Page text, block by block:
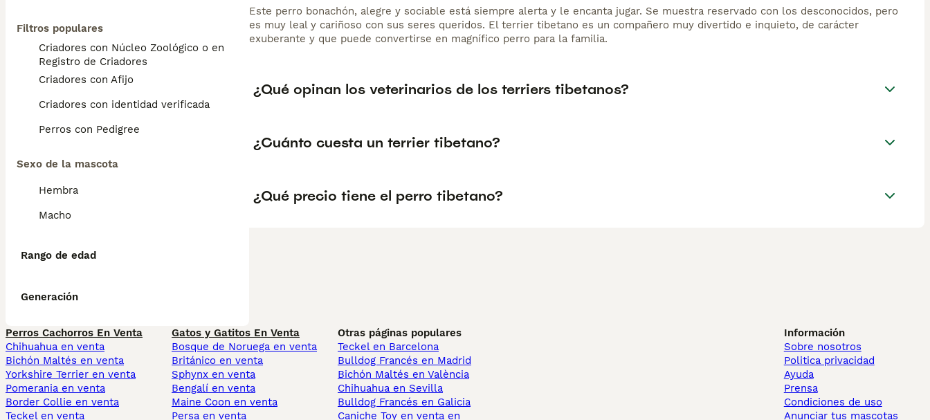
Filtros populares
Criadores con Núcleo Zoológico o en el
Registro de Criadores
Criadores con Afijo
Criadores con identidad verificada
Perros con Pedigree
Sexo de la mascota
Hembra
Macho
Rango de edad
Generación
Este perro bonachón, alegre y sociable está siempre alerta y le encanta jugar. Se muestra reservado con los desconocidos, pero
es muy leal y cariñoso con sus seres queridos. El terrier tibetano es un compañero muy divertido e inquieto, de carácter
exuberante y que puede convertirse en magnífico perro para la familia.
¿Qué opinan los veterinarios de los terriers tibetanos?
¿Cuánto cuesta un terrier tibetano?
¿Qué precio tiene el perro tibetano?
Perros Cachorros En Venta
Chihuahua en venta
Bichón Maltés en venta
Yorkshire Terrier en venta
Pomerania en venta
Border Collie en venta
Teckel en venta
Gatos y Gatitos En Venta
Bosque de Noruega en venta
Británico en venta
Sphynx en venta
Bengalí en venta
Maine Coon en venta
Persa en venta
Otras páginas populares
Teckel en Barcelona
Bulldog Francés en Madrid
Bichón Maltés en València
Chihuahua en Sevilla
Bulldog Francés en Galicia
Caniche Toy en venta en
Información
Sobre nosotros
Politica privacidad
Ayuda
Prensa
Condiciones de uso
Anunciar tus mascotas